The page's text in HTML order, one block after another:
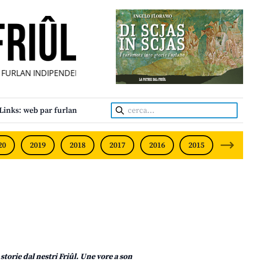
INDIPENDENT • INDEPENDENT FRIULIAN MONTHLY •
web par furlan Cerca:
2019 2018 2017 2016 2015 2014
dal nestri Friûl. Une vore a son